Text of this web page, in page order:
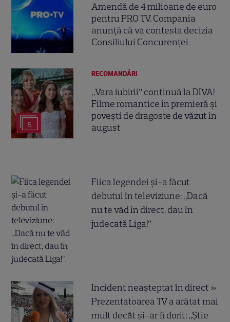
Amendă de 4 milioane de euro
pentru PRO TV. Compania
anunță că va contesta decizia
Consiliului Concurenței
5
RECOMANDĂRI
„Vara iubirii” continuă la DIVA!
Filme romantice în premieră și
povești de dragoste de văzut în
august
Fiica legendei și-a făcut
debutul în televiziune: „Dacă
nu te văd în direct, dau în
judecată Liga!”
Incident neașteptat în direct »
Prezentatoarea TV a arătat mai
mult decât și-ar fi dorit: „Știe